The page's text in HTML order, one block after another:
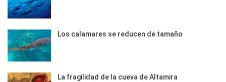
Los calamares se reducen de tamaño
La fragilidad de la cueva de Altamira